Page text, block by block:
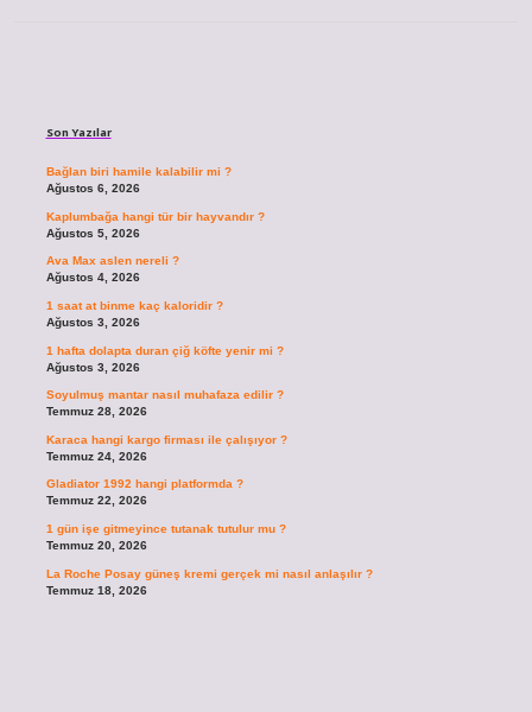
Son Yazılar
Bağlan biri hamile kalabilir mi ?
Ağustos 6, 2026
Kaplumbağa hangi tür bir hayvandır ?
Ağustos 5, 2026
Ava Max aslen nereli ?
Ağustos 4, 2026
1 saat at binme kaç kaloridir ?
Ağustos 3, 2026
1 hafta dolapta duran çiğ köfte yenir mi ?
Ağustos 3, 2026
Soyulmuş mantar nasıl muhafaza edilir ?
Temmuz 28, 2026
Karaca hangi kargo firması ile çalışıyor ?
Temmuz 24, 2026
Gladiator 1992 hangi platformda ?
Temmuz 22, 2026
1 gün işe gitmeyince tutanak tutulur mu ?
Temmuz 20, 2026
La Roche Posay güneş kremi gerçek mi nasıl anlaşılır ?
Temmuz 18, 2026